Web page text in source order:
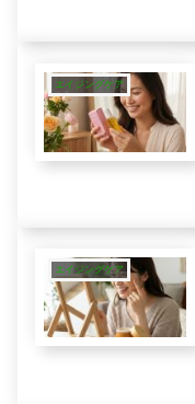
エイジングケア
エイジングケア